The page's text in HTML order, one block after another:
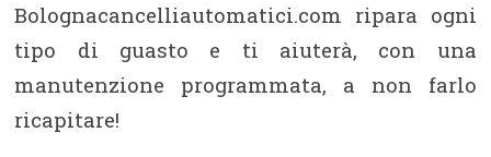
Bolognacancelliautomatici.com ripara ogni
tipo di guasto e ti aiuterà, con una
manutenzione programmata, a non farlo
ricapitare!